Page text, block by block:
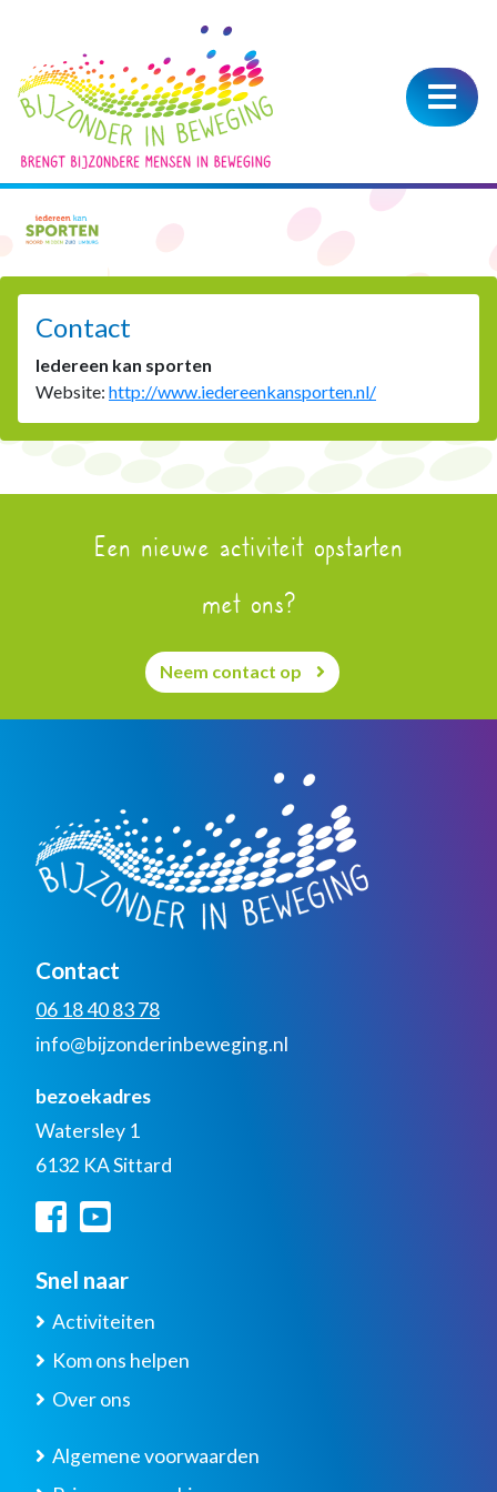
Iedereen kan
sporten
Contact
Iedereen kan sporten
Website: http://www.iedereenkansporten.nl/
Een nieuwe activiteit opstarten
met ons?
Neem contact op
Contact
06 18 40 83 78
info@bijzonderinbeweging.nl
bezoekadres
Watersley 1
6132 KA Sittard
Snel naar
Activiteiten
Kom ons helpen
Over ons
Algemene voorwaarden